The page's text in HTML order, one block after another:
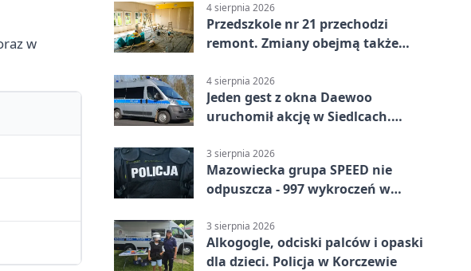
w
4 sierpnia 2026
Przedszkole nr 21 przechodzi
remont. Zmiany obejmą także
4 sierpnia 2026
Jeden gest z okna Daewoo
uruchomił akcję w Siedlcach.
3 sierpnia 2026
Mazowiecka grupa SPEED nie
odpuszcza - 997 wykroczeń w
3 sierpnia 2026
Alkogogle, odciski palców i opaski
dla dzieci. Policja w Korczewie